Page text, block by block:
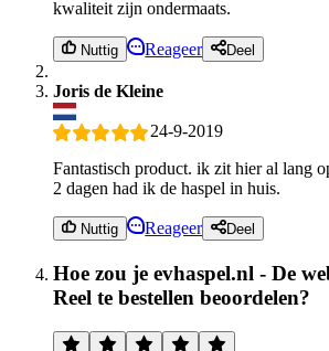
kwaliteit zijn ondermaats.
Nuttig Reageer Deel
Joris de Kleine
24-9-2019
Fantastisch product. ik zit hier al lang
2 dagen had ik de haspel in huis.
Nuttig Reageer Deel
Hoe zou je evhaspel.nl - De
Reel te bestellen beoordelen?